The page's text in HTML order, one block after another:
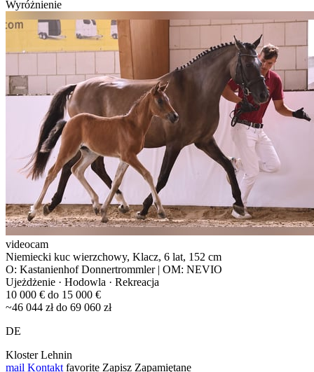
Wyróżnienie
videocam
Niemiecki kuc wierzchowy, Klacz, 6 lat, 152 cm
O: Kastanienhof Donnertrommler | OM: NEVIO
Ujeżdżenie · Hodowla · Rekreacja
10 000 € do 15 000 €
~46 044 zł do 69 060 zł
DE
Kloster Lehnin
mail Kontakt favorite Zapisz Zapamiętane